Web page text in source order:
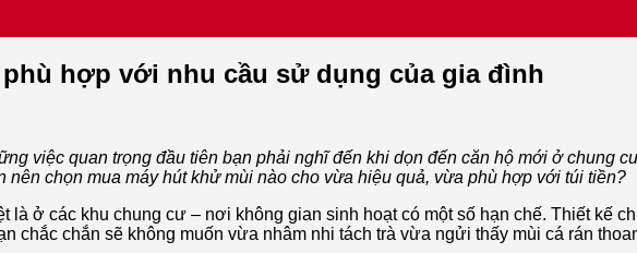
hợp với nhu cầu sử dụng của gia đình
việc quan trọng đầu tiên bạn phải nghĩ đến khi dọn đến căn hộ mới ở chung
nên chọn mua máy hút khử mùi nào cho vừa hiệu quả, vừa phù hợp với túi tiền?
là ở các khu chung cư – nơi không gian sinh hoạt có một số hạn chế. Thiết kế
chắc chắn sẽ không muốn vừa nhâm nhi tách trà vừa ngửi thấy mùi cá rán